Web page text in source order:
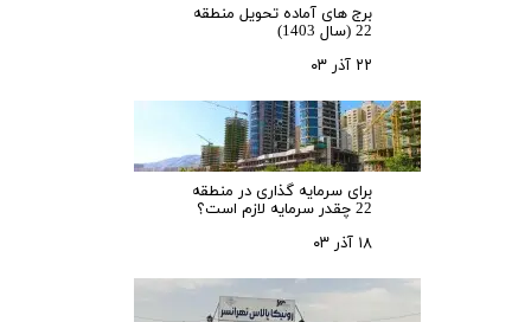
برج های آماده تحویل منطقه
22 (سال 1403)
۲۲ آذر ۰۳
برای سرمایه‌ گذاری در منطقه
22 چقدر سرمایه لازم است؟
۱۸ آذر ۰۳